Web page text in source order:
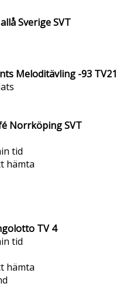
Sverige SVT
Meloditävling -93 TV21
Norrköping SVT
tid
hämta
TV 4
tid
hämta